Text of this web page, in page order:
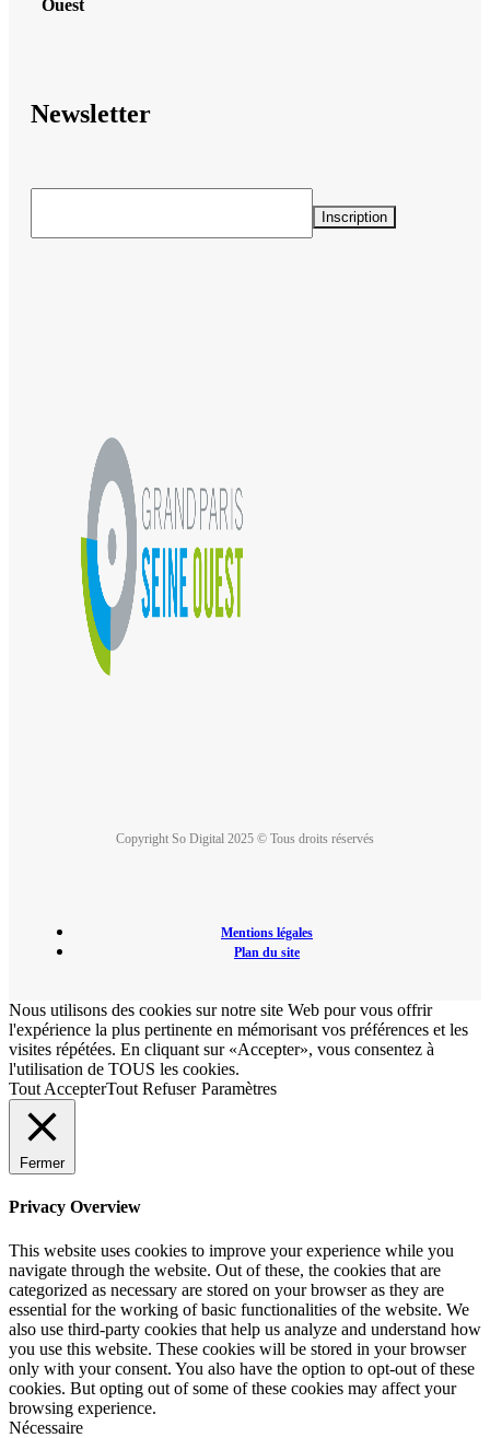
Ouest
Newsletter
Copyright So Digital 2025 © Tous droits réservés
Mentions légales
Plan du site
Nous utilisons des cookies sur notre site Web pour vous offrir
l'expérience la plus pertinente en mémorisant vos préférences et les
visites répétées. En cliquant sur «Accepter», vous consentez à
l'utilisation de TOUS les cookies.
Tout AccepterTout Refuser Paramètres
Fermer
Privacy Overview
This website uses cookies to improve your experience while you
navigate through the website. Out of these, the cookies that are
categorized as necessary are stored on your browser as they are
essential for the working of basic functionalities of the website. We
also use third-party cookies that help us analyze and understand how
you use this website. These cookies will be stored in your browser
only with your consent. You also have the option to opt-out of these
cookies. But opting out of some of these cookies may affect your
browsing experience.
Nécessaire